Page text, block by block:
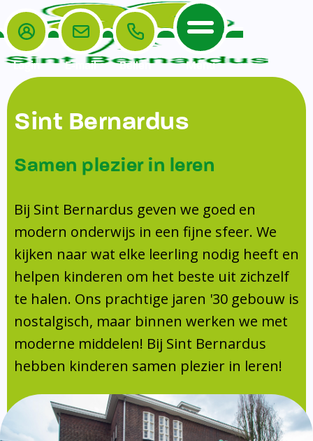
Home
De School
Veiligheidsplan
Onderwijs
Leerlingenraad
Leerlingenzorg
Doorstroomtoets
Jeugdprofessional op school
Centrum Jeugd en Gezin
Schoollogopedie
schoolondersteuningsprofiel
Schooltijden
Absentie
Vakanties
Aanmelden
Schoolgids
Gezonde school
Het Team
Ouders
Ouders
TussenSchoolse Opvang (TSO)
Ouderraad (OR)
Medezeggenschapsraad (MR)
Formulieren
Klachtenregeling
Contact
Login E-mail Bellen Menu
Sint Bernardus
Samen plezier in leren
Bij Sint Bernardus geven we goed en
modern onderwijs in een fijne sfeer. We
kijken naar wat elke leerling nodig heeft en
helpen kinderen om het beste uit zichzelf
te halen. Ons prachtige jaren '30 gebouw is
nostalgisch, maar binnen werken we met
moderne middelen! Bij Sint Bernardus
hebben kinderen samen plezier in leren!